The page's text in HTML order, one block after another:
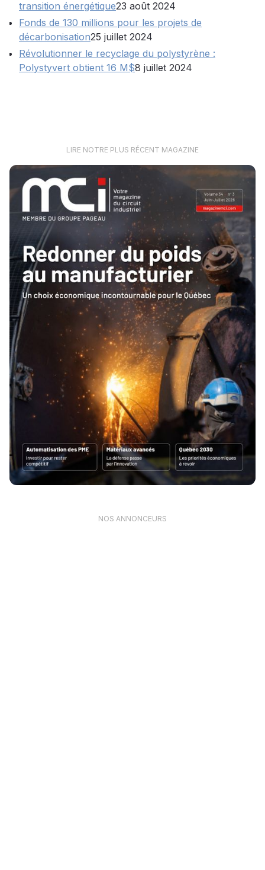
transition énergétique23 août 2024
Fonds de 130 millions pour les projets de
décarbonisation25 juillet 2024
Révolutionner le recyclage du polystyrène :
Polystyvert obtient 16 M$8 juillet 2024
LIRE NOTRE PLUS RÉCENT MAGAZINE
NOS ANNONCEURS